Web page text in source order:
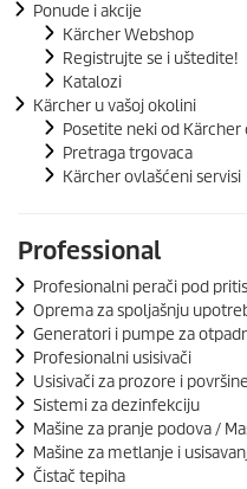
Ponude i akcije
Kärcher Webshop
Registrujte se i uštedite!
Katalozi
Kärcher u vašoj okolini
Posetite neki od Kärcher
Pretraga trgovaca
Kärcher ovlašćeni servisi
Professional
Profesionalni perači pod
Oprema za spoljašnju
Generatori i pumpe za
Profesionalni usisivači
Usisivači za prozore i površine
Sistemi za dezinfekciju
Mašine za pranje podova /
Mašine za metlanje i
Čistač tepiha